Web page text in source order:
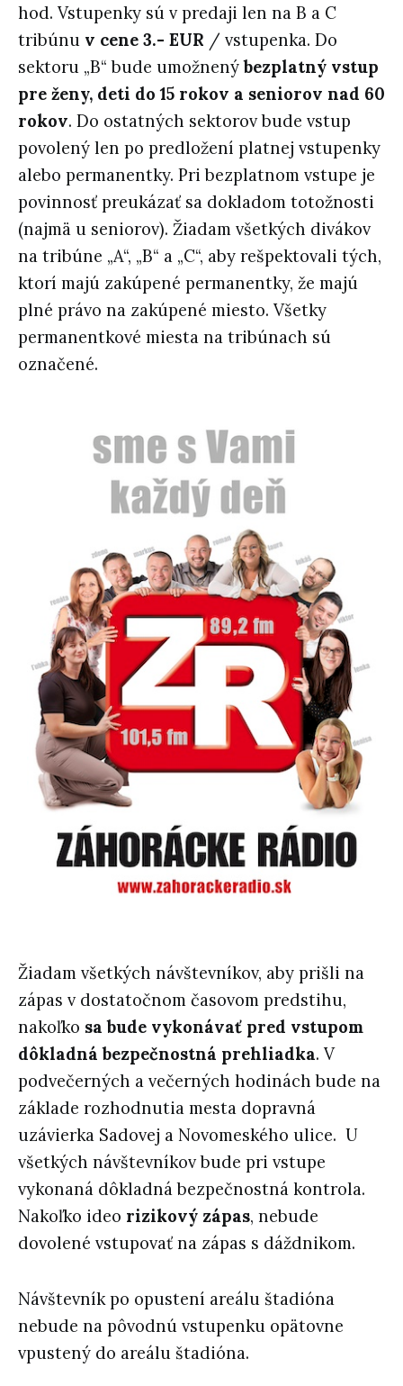
hod. Vstupenky sú v predaji len na B a C
tribúnu v cene 3.- EUR / vstupenka. Do
sektoru „B“ bude umožnenýbezplatný vstup
pre ženy, deti do 15 rokov a seniorov nad 60
rokov. Do ostatných sektorov bude vstup
povolený len po predložení platnej vstupenky
alebo permanentky. Pri bezplatnom vstupe je
povinnosť preukázať sa dokladom totožnosti
(najmä u seniorov). Žiadam všetkých divákov
na tribúne „A“, „B“ a „C“, aby rešpektovali tých,
ktorí majú zakúpené permanentky, že majú
plné právo na zakúpené miesto. Všetky
permanentkové miesta na tribúnach sú
označené.
Žiadam všetkých návštevníkov, aby prišli na
zápas v dostatočnom časovom predstihu,
nakoľko sa bude vykonávať pred vstupom
dôkladná bezpečnostná prehliadka. V
podvečerných a večerných hodinách bude na
základe rozhodnutia mesta dopravná
uzávierka Sadovej a Novomeského ulice. U
všetkých návštevníkov bude pri vstupe
vykonaná dôkladná bezpečnostná kontrola.
Nakoľko ideo rizikový zápas, nebude
dovolené vstupovať na zápas s dáždnikom.
Návštevník po opustení areálu štadióna
nebude na pôvodnú vstupenku opätovne
vpustený do areálu štadióna.